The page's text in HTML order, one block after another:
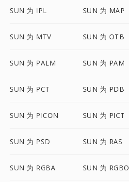
SUN 为 IPL SUN 为 MAP
SUN 为 MTV SUN 为 OTB
SUN 为 PALM SUN 为 PAM
SUN 为 PCT SUN 为 PDB
SUN 为 PICON SUN 为 PICT
SUN 为 PSD SUN 为 RAS
SUN 为 RGBA SUN 为 RGBO